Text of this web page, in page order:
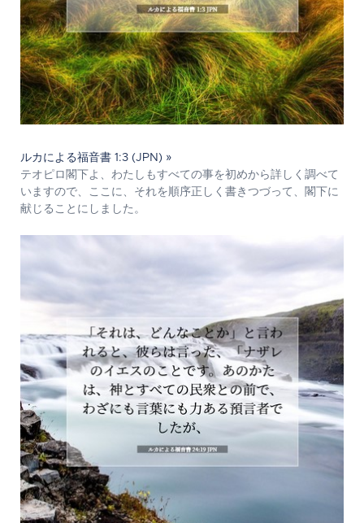
ルカによる福音書 1:3 (JPN) »
テオピロ閣下よ、わたしもすべての事を初めから詳しく調べて
いますので、ここに、それを順序正しく書きつづって、閣下に
献じることにしました。